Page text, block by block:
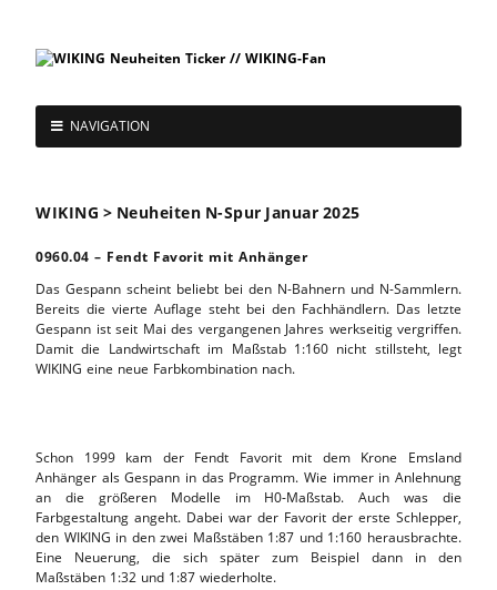
NAVIGATION
WIKING > Neuheiten N-Spur Januar 2025
0960.04 – Fendt Favorit mit Anhänger
Das Gespann scheint beliebt bei den N-Bahnern und N-Sammlern.
Bereits die vierte Auflage steht bei den Fachhändlern. Das letzte
Gespann ist seit Mai des vergangenen Jahres werkseitig vergriffen.
Damit die Landwirtschaft im Maßstab 1:160 nicht stillsteht, legt
WIKING eine neue Farbkombination nach.
Schon 1999 kam der Fendt Favorit mit dem Krone Emsland
Anhänger als Gespann in das Programm. Wie immer in Anlehnung
an die größeren Modelle im H0-Maßstab. Auch was die
Farbgestaltung angeht. Dabei war der Favorit der erste Schlepper,
den WIKING in den zwei Maßstäben 1:87 und 1:160 herausbrachte.
Eine Neuerung, die sich später zum Beispiel dann in den
Maßstäben 1:32 und 1:87 wiederholte.